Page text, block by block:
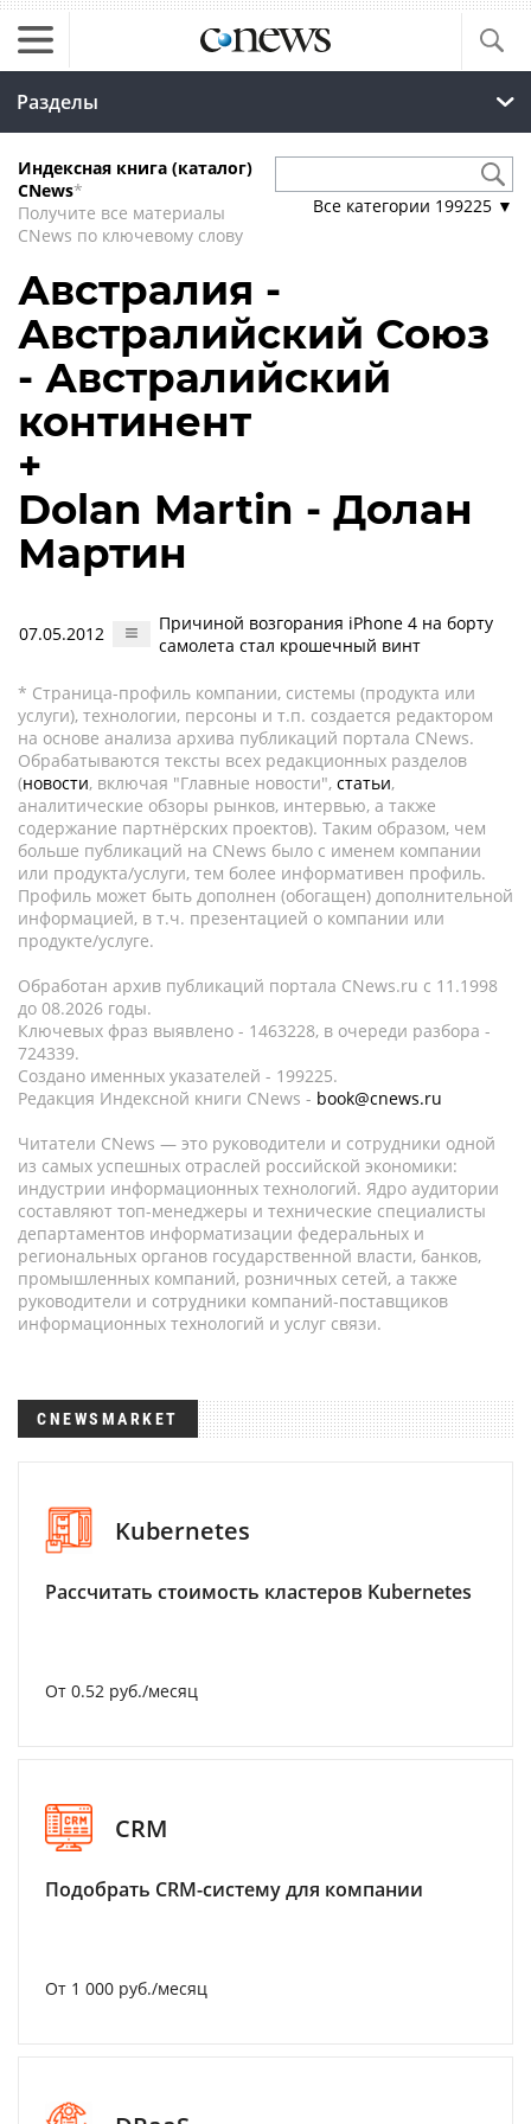
Разделы
Индексная книга (каталог)
CNews*
Получите все материалы
CNews по ключевому слову
Все категории 199225 ▼
Австралия -
Австралийский Союз
- Австралийский
континент
+
Dolan Martin - Долан
Мартин
07.05.2012
Причиной возгорания iPhone 4 на борту
самолета стал крошечный винт
* Страница-профиль компании, системы (продукта или
услуги), технологии, персоны и т.п. создается редактором
на основе анализа архива публикаций портала CNews.
Обрабатываются тексты всех редакционных разделов
(новости, включая "Главные новости", статьи,
аналитические обзоры рынков, интервью, а также
содержание партнёрских проектов). Таким образом, чем
больше публикаций на CNews было с именем компании
или продукта/услуги, тем более информативен профиль.
Профиль может быть дополнен (обогащен) дополнительной
информацией, в т.ч. презентацией о компании или
продукте/услуге.
Обработан архив публикаций портала CNews.ru c 11.1998
до 08.2026 годы.
Ключевых фраз выявлено - 1463228, в очереди разбора -
724339.
Создано именных указателей - 199225.
Редакция Индексной книги CNews - book@cnews.ru
Читатели CNews — это руководители и сотрудники одной
из самых успешных отраслей российской экономики:
индустрии информационных технологий. Ядро аудитории
составляют топ-менеджеры и технические специалисты
департаментов информатизации федеральных и
региональных органов государственной власти, банков,
промышленных компаний, розничных сетей, а также
руководители и сотрудники компаний-поставщиков
информационных технологий и услуг связи.
CNEWSMARKET
Kubernetes
Рассчитать стоимость кластеров Kubernetes
От 0.52 руб./месяц
CRM
Подобрать CRM-систему для компании
От 1 000 руб./месяц